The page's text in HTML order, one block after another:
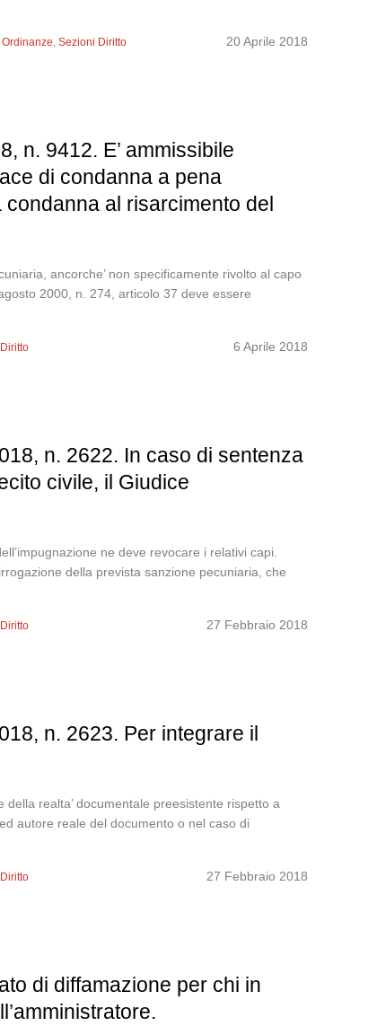
20 Aprile 2018
,Sezioni Diritto
n. 9412. E’ ammissibile
di condanna a pena
al risarcimento del
ancorche’ non specificamente rivolto al capo
2000, n. 274, articolo 37 deve essere
6 Aprile 2018
n. 2622. In caso di sentenza
civile, il Giudice
ne deve revocare i relativi capi.
della prevista sanzione pecuniaria, che
27 Febbraio 2018
n. 2623. Per integrare il
realta’ documentale preesistente rispetto a
autore reale del documento o nel caso di
27 Febbraio 2018
di diffamazione per chi in